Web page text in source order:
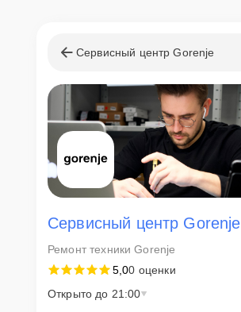
Сервисный центр Gorenje
Сервисный центр Gorenje
Ремонт техники Gorenje
5,00 оценки
Открыто до 21:00